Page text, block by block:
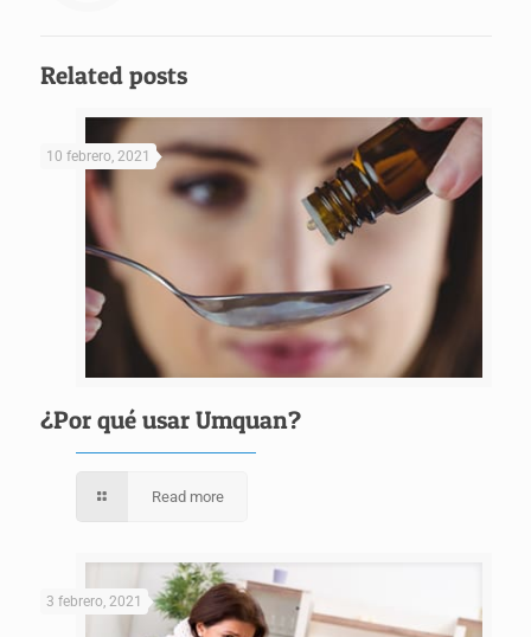
Related posts
10 febrero, 2021
¿Por qué usar Umquan?
Read more
3 febrero, 2021